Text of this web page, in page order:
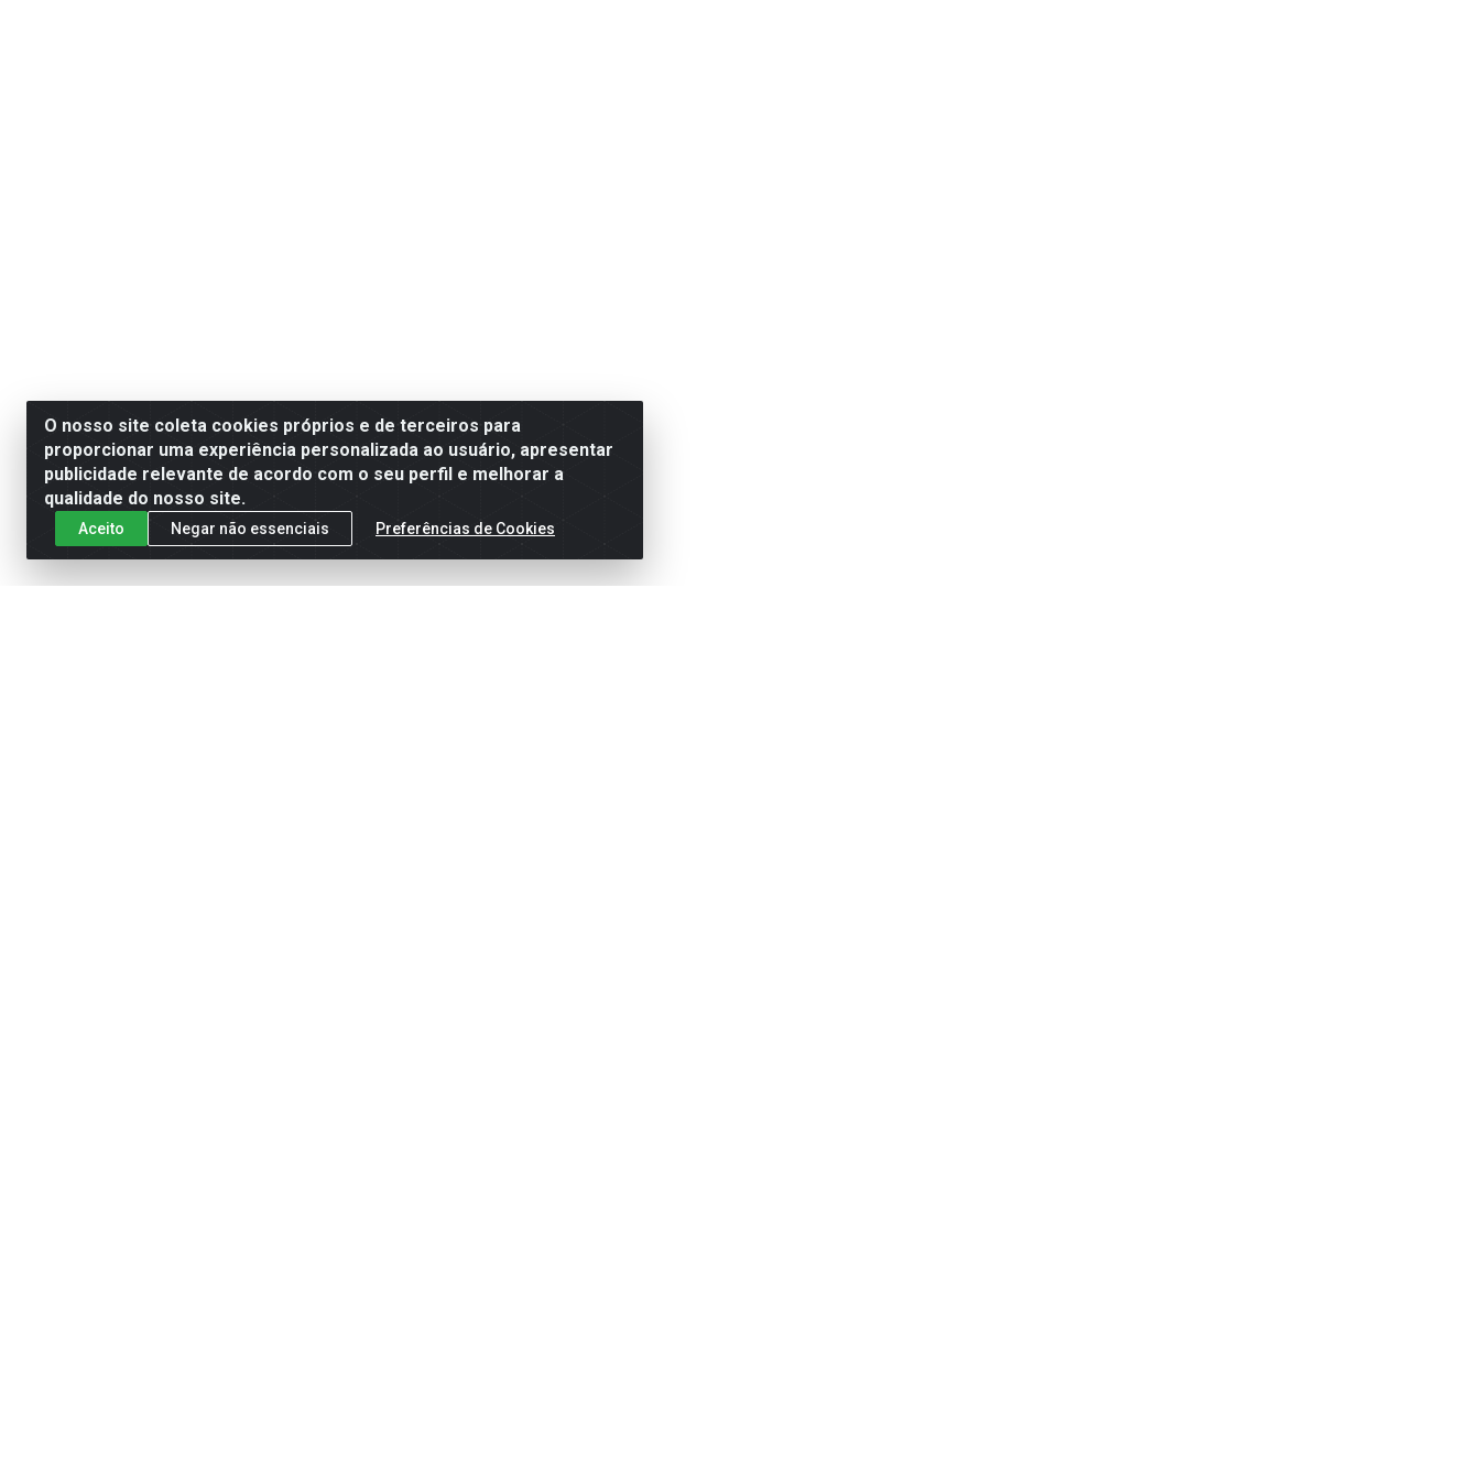
O nosso site coleta cookies próprios e de terceiros para
proporcionar uma experiência personalizada ao usuário, apresentar
publicidade relevante de acordo com o seu perfil e melhorar a
qualidade do nosso site.
Aceito Negar não essenciais Preferências de Cookies